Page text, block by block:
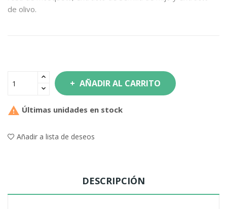
de olivo.
AÑADIR AL CARRITO
 Últimas unidades en stock
Añadir a lista de deseos
DESCRIPCIÓN